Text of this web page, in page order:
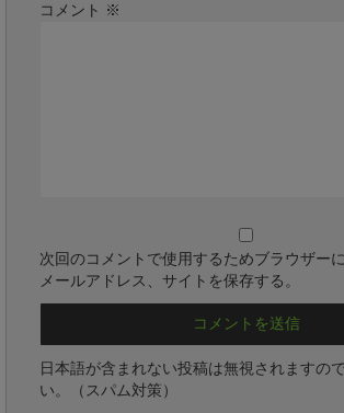
コメント ※
次回のコメントで使用するためブラウザー
メールアドレス、サイトを保存する。
日本語が含まれない投稿は無視されますの
い。（スパム対策）